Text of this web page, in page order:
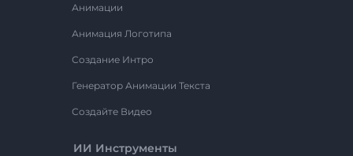
Анимации
Анимация Логотипа
Создание Интро
Генератор Анимации Текста
Создайте Видео
ИИ Инструменты